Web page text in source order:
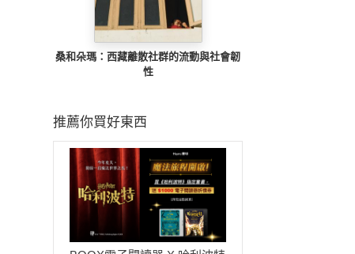
桑和朵瑪：西藏離散社群的流動與社會韌
性
推薦你買好東西